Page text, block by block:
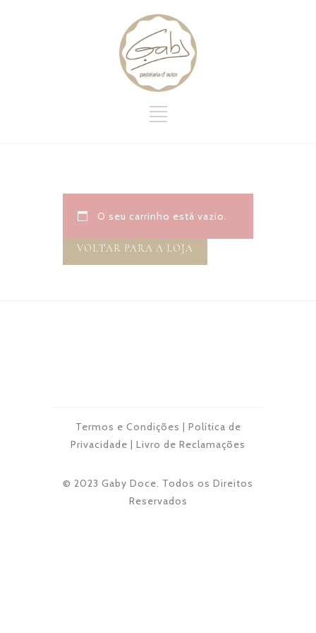
O seu carrinho está vazio.
VOLTAR PARA A LOJA
Termos e Condições | Política de
Privacidade | Livro de Reclamações
© 2023 Gaby Doce. Todos os Direitos
Reservados